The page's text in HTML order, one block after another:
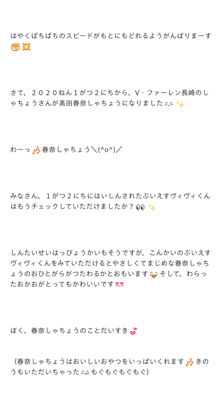
はやくぱちぱちのスピードがもとにもどれるようがんばりまーす
さて、２０２０ねん１がつ２にちから、V・ファーレン長崎のし
ゃちょうさんが髙田春奈しゃちょうになりました
わーっ 春奈しゃちょう＼(^o^)／
みなさん、１がつ２にちにはいしんされたぶいえすヴィヴィくん
はもうチェックしていただけましたか？
しんたいせいはっぴょうかいもそうですが、こんかいのぶいえす
ヴィヴィくんをみていただけるとやさしくてまじめな春奈しゃち
ょうのおひとがらがつたわるかとおもいます
そして、わらっ
たおかおがとってもかわいいです
ぼく、春奈しゃちょうのことだいすき
（春奈しゃちょうはおいしいおやつをいっぱいくれます
きの
うもいただいちゃった
もぐもぐもぐもぐ）